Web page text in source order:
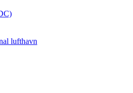
lufthavn